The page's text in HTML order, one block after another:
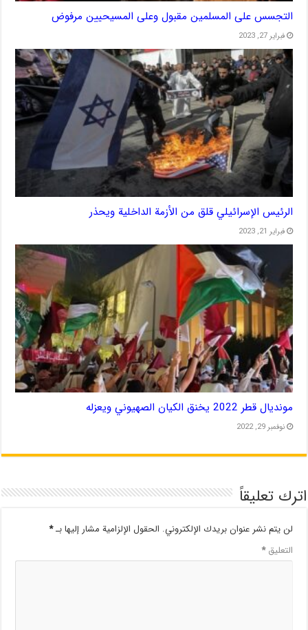
التجسس على المسلمين مقبول وعلى المسيحيين مرفوض
فبراير 27, 2023
الرئيس الإسرائيلي قلق من الأزمة الداخلية ويحذر
فبراير 21, 2023
مونديال قطر 2022 يخنق الكيان الصهيوني ويعزله
نوفمبر 29, 2022
اترك تعليقاً
لن يتم نشر عنوان بريدك الإلكتروني. الحقول الإلزامية مشار إليها بـ*
التعليق*